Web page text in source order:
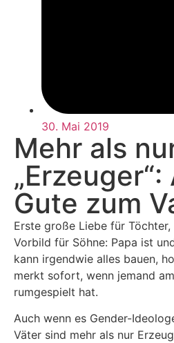
30. Mai 2019
Mehr als
„Erzeuger“:
Gute zum
Erste große Liebe für Töchter,
Vorbild für Söhne: Papa ist
kann irgendwie alles bauen,
merkt sofort, wenn jemand
rumgespielt hat.
Auch wenn es Gender-
Väter sind mehr als nur